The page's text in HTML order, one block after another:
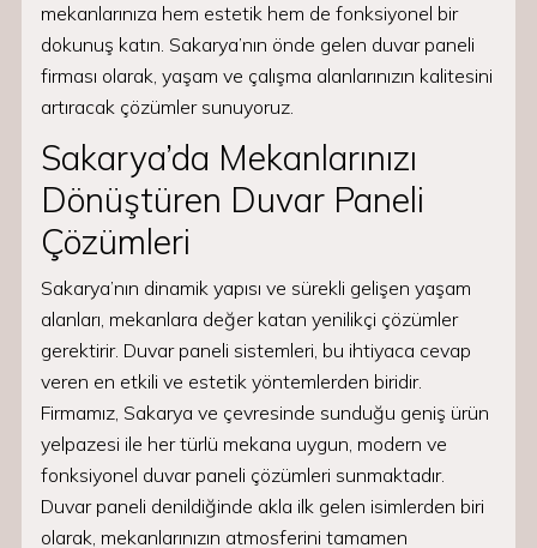
mekanlarınıza hem estetik hem de fonksiyonel bir
dokunuş katın. Sakarya’nın önde gelen duvar paneli
firması olarak, yaşam ve çalışma alanlarınızın kalitesini
artıracak çözümler sunuyoruz.
Sakarya’da Mekanlarınızı
Dönüştüren Duvar Paneli
Çözümleri
Sakarya’nın dinamik yapısı ve sürekli gelişen yaşam
alanları, mekanlara değer katan yenilikçi çözümler
gerektirir. Duvar paneli sistemleri, bu ihtiyaca cevap
veren en etkili ve estetik yöntemlerden biridir.
Firmamız, Sakarya ve çevresinde sunduğu geniş ürün
yelpazesi ile her türlü mekana uygun, modern ve
fonksiyonel duvar paneli çözümleri sunmaktadır.
Duvar paneli denildiğinde akla ilk gelen isimlerden biri
olarak, mekanlarınızın atmosferini tamamen